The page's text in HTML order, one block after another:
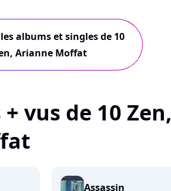
albums et singles de 10
Arianne Moffat
vus de 10 Zen,
Assassin